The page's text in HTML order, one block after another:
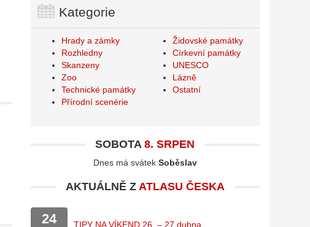
Kategorie
Hrady a zámky
Rozhledny
Skanzeny
Zoo
Technické památky
Přírodní scenérie
Židovské památky
Církevní památky
UNESCO
Lázně
Ostatní
SOBOTA8. SRPEN
Dnes má svátek Soběslav
AKTUÁLNĚ Z ATLASU ČESKA
24 TIPY NA VÍKEND 26. – 27 dubna